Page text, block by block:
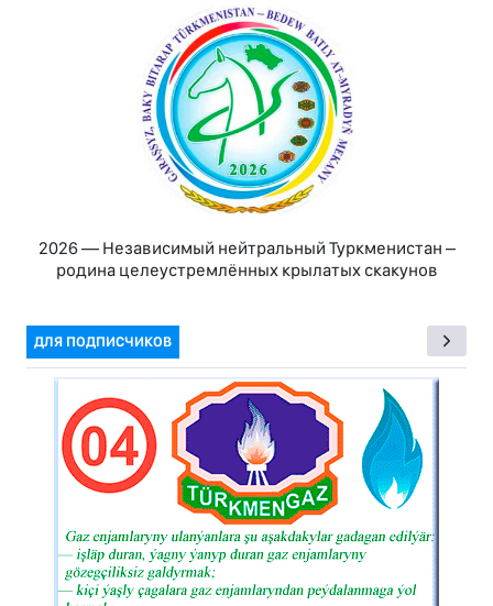
2026 — Независимый нейтральный Туркменистан –
родина целеустремлённых крылатых скакунов
ДЛЯ ПОДПИСЧИКОВ